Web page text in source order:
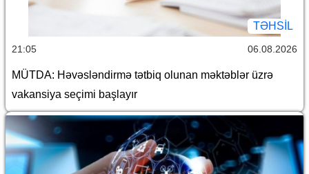
TƏHSIL
21:05 06.08.2026
MÜTDA: Həvəsləndirmə tətbiq olunan məktəblər üzrə
vakansiya seçimi başlayır